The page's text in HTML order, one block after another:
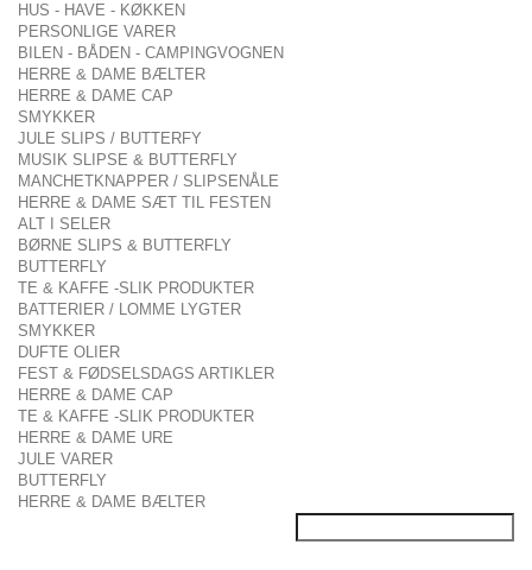
HUS - HAVE - KØKKEN
PERSONLIGE VARER
BILEN - BÅDEN - CAMPINGVOGNEN
HERRE & DAME BÆLTER
HERRE & DAME CAP
SMYKKER
JULE SLIPS / BUTTERFY
MUSIK SLIPSE & BUTTERFLY
MANCHETKNAPPER / SLIPSENÅLE
HERRE & DAME SÆT TIL FESTEN
ALT I SELER
BØRNE SLIPS & BUTTERFLY
BUTTERFLY
TE & KAFFE -SLIK PRODUKTER
BATTERIER / LOMME LYGTER
SMYKKER
DUFTE OLIER
FEST & FØDSELSDAGS ARTIKLER
HERRE & DAME CAP
TE & KAFFE -SLIK PRODUKTER
HERRE & DAME URE
JULE VARER
BUTTERFLY
HERRE & DAME BÆLTER